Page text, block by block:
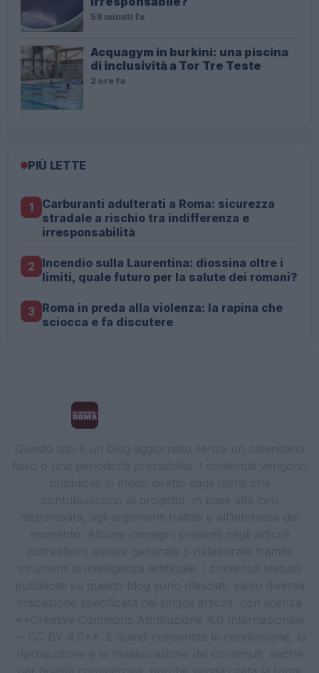
59 minuti fa
Acquagym in burkini: una piscina
di inclusività a Tor Tre Teste
2 ore fa
PIÙ LETTE
1
Carburanti adulterati a Roma: sicurezza
stradale a rischio tra indifferenza e
irresponsabilità
2 Incendio sulla Laurentina: diossina oltre i
limiti, quale futuro per la salute dei romani?
3 Roma in preda alla violenza: la rapina che
sciocca e fa discutere